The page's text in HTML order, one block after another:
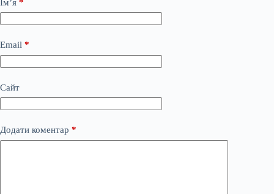
Ім’я *
Email *
Сайт
Додати коментар *